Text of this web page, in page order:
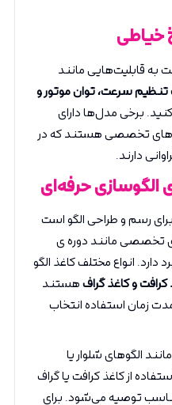
خیاطی
به قابلیت‌هایی مانند
سرعت، توان موتور و
برخی مدل‌ها دارای
تخصصی هستند که در
الگوسازی حرفه‌ای
برای رسم و طراحی الگو است
تخصصی مانند دوره ی
دارد. انواع مختلف کاغذ الگو
کرافت و کاغذ گرافهستند
زمان استفاده انتخاب
الگوهای شلوار یا
از کاغذ کرافت یا گراف
توصیه می‌شود. برای